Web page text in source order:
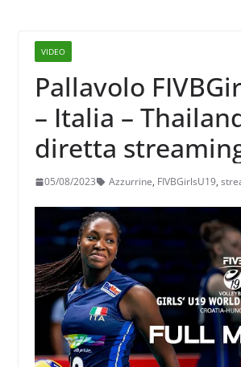
VIDEO
Pallavolo
– Italia –
diretta
05/08/2023 Azzurrine, FIVBGirlsU19,